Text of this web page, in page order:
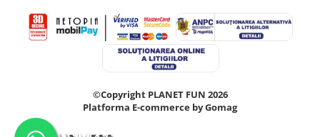
©Copyright PLANET FUN 2026
Platforma E-commerce by Gomag